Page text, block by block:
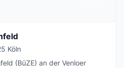
Köln
(BüZE) an der Venloer